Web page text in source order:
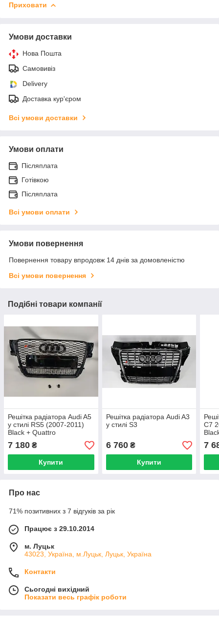
Приховати
Умови доставки
Нова Пошта
Самовивіз
Delivery
Доставка кур'єром
Всі умови доставки
Умови оплати
Післяплата
Готівкою
Післяплата
Всі умови оплати
Умови повернення
Повернення товару впродовж 14 днів за домовленістю
Всі умови повернення
Подібні товари компанії
Решітка радіатора Audi A5
у стилі RS5 (2007-2011)
Black + Quattro
7 180 ₴
Купити
Решітка радіатора Audi A3
у стилі S3
6 760₴
Купити
C7
7
Про нас
71% позитивних з 7 відгуків за рік
Працює з 29.10.2014
м. Луцьк
43023, Україна, м.Луцьк, Луцьк, Україна
Контакти
Сьогодні вихідний
Показати весь графік роботи